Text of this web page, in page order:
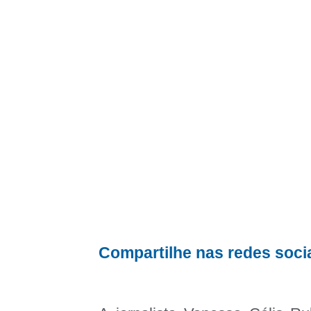
Compartilhe nas redes